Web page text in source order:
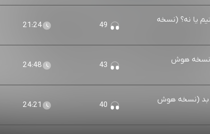
یا نه؟ (نسخه
21:24
(نسخه هوش
24:48
بد (نسخه هوش
24:21